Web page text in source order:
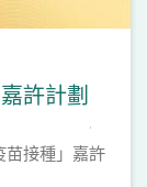
許計劃
苗接種」嘉許